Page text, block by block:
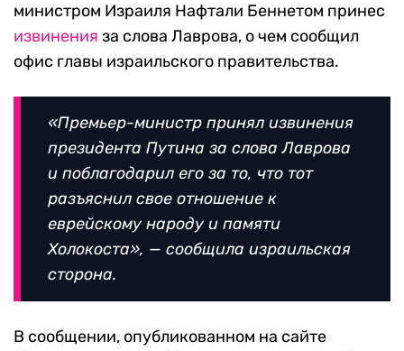
министром Израиля Нафтали Беннетом принес
извинения за слова Лаврова, о чем сообщил
офис главы израильского правительства.
«Премьер-министр принял извинения
президента Путина за слова Лаврова
и поблагодарил его за то, что тот
разъяснил свое отношение к
еврейскому народу и памяти
Холокоста», — сообщила израильская
сторона.
В сообщении, опубликованном на сайте